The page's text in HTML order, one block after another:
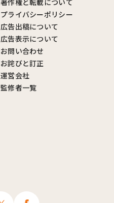
プライバシーポリシー
広告出稿について
広告表示について
お問い合わせ
お詫びと訂正
運営会社
監修者一覧